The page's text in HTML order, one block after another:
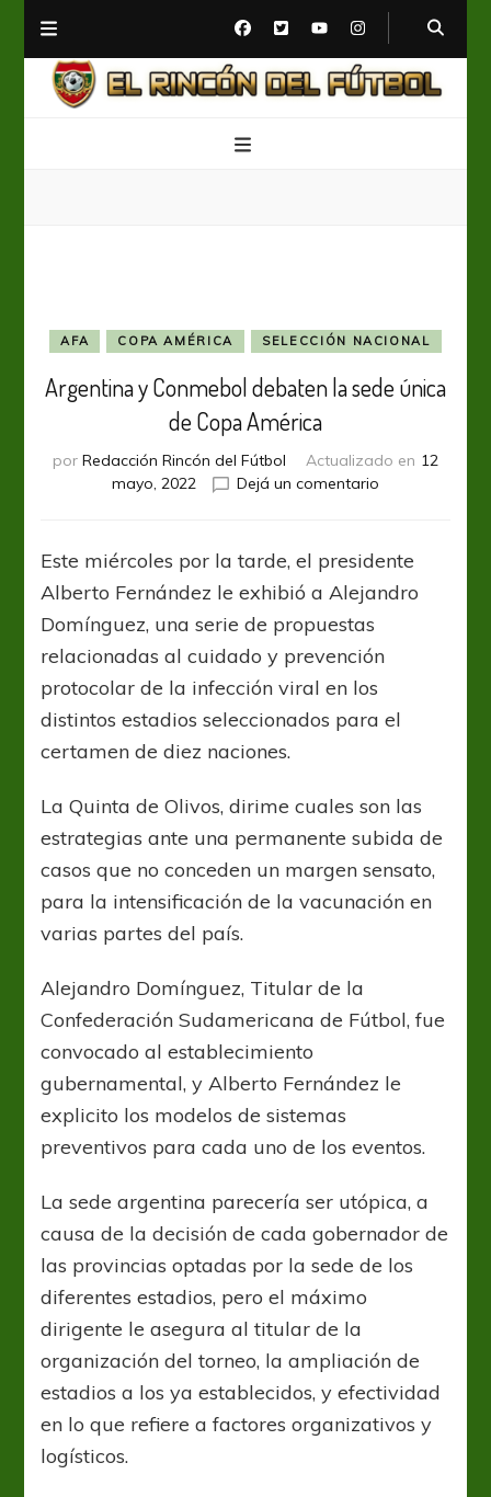
AFA COPA AMÉRICA SELECCIÓN NACIONAL
Argentina y Conmebol debaten la sede única
de Copa América
por Redacción Rincón del Fútbol Actualizado en 12
mayo, 2022
Dejá un comentario
Conmebol
debaten
la
de
América
Este miércoles por la tarde, el presidente
Alberto Fernández le exhibió a Alejandro
Domínguez, una serie de propuestas
relacionadas al cuidado y prevención
protocolar de la infección viral en los
distintos estadios seleccionados para el
certamen de diez naciones.
La Quinta de Olivos, dirime cuales son las
estrategias ante una permanente subida de
casos que no conceden un margen sensato,
para la intensificación de la vacunación en
varias partes del país.
Alejandro Domínguez, Titular de la
Confederación Sudamericana de Fútbol, fue
convocado al establecimiento
gubernamental, y Alberto Fernández le
explicito los modelos de sistemas
preventivos para cada uno de los eventos.
La sede argentina parecería ser utópica, a
causa de la decisión de cada gobernador de
las provincias optadas por la sede de los
diferentes estadios, pero el máximo
dirigente le asegura al titular de la
organización del torneo, la ampliación de
estadios a los ya establecidos, y efectividad
en lo que refiere a factores organizativos y
logísticos.